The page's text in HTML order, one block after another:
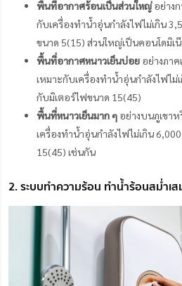
พื้นที่อากาศร้อนเป็นส่วนใหญ่อย่าง
กับเครื่องทำน้ำอุ่นกำลังไฟไม่เกิน
ขนาด 5(15) ส่วนใหญ่เป็นคอนโดมิ
พื้นที่อากาศหนาวเย็นบ่อย อย่างภา
เหมาะกับเครื่องทำน้ำอุ่นกำลังไฟไ
กับมิเตอร์ไฟขนาด 15(45)
พื้นที่หนาวเย็นมาก ๆ อย่างบนภูเขา
เครื่องทำน้ำอุ่นกำลังไฟไม่เกิน
15(45) เช่นกัน
2. ระบบทำความร้อน ทำน้ำร้อนสม่ำเ